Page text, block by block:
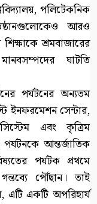
পলিটেকনিক
আরও
শ্রমবাজারের
ঘাটতি
পর্যটনের অন্যতম
ইনফরমেশন সেন্টার,
এবং কৃত্রিম
পর্যটনকে আন্তর্জাতিক
পর্যটক প্রথমে
পৌঁছান। তাই
এটি একটি অপরিহার্য